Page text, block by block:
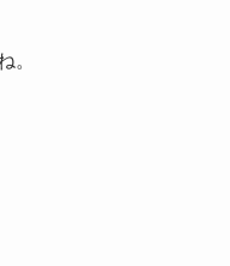
。